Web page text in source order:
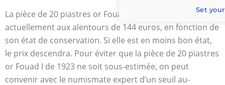
La pièce de 20 piastres or Fouad I de 1923 se vend
actuellement aux alentours de 144 euros, en fonction de
son état de conservation. Si elle est en moins bon état,
le prix descendra. Pour éviter que la pièce de 20 piastres
or Fouad I de 1923 ne soit sous-estimée, on peut
convenir avec le numismate expert d’un seuil au-
Set